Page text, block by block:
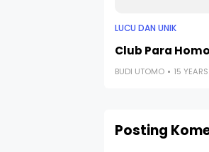
LUCU DAN UNIK
Club Para
BUDI UTOMO 15
Posting